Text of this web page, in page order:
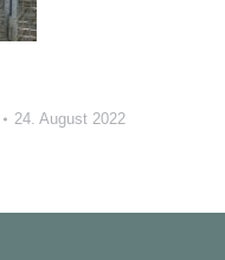
24. August 2022